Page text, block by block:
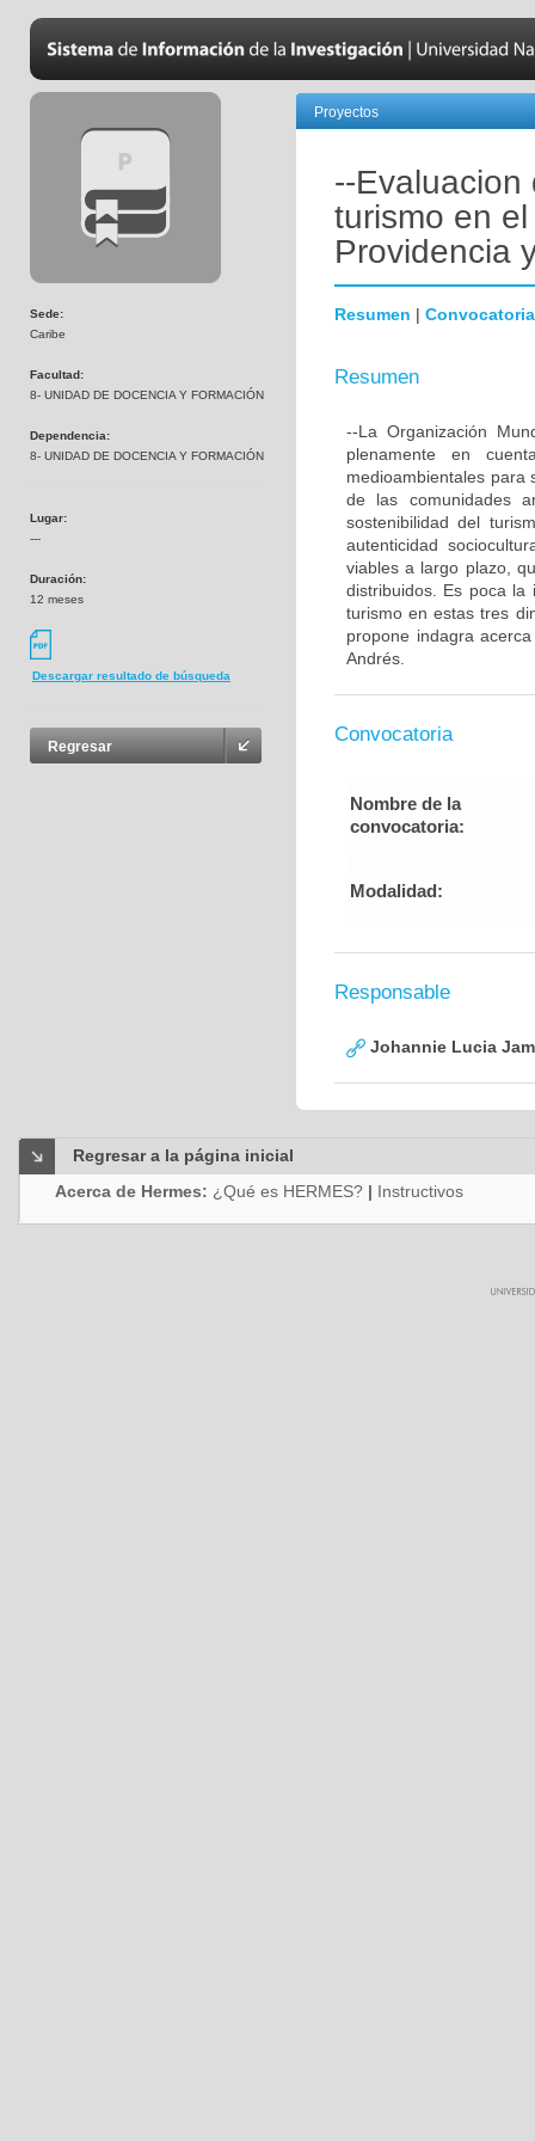
Sede:
Caribe
Facultad:
8- UNIDAD DE DOCENCIA Y FORMACIÓN
Dependencia:
8- UNIDAD DE DOCENCIA Y FORMACIÓN
Lugar:
---
Duración:
12 meses
Descargar resultado de búsqueda
Regresar
Proyectos
--Evaluacion
turismo en
Providencia
Resumen | Convocatoria
Resumen
--La Organización
plenamente en
medioambientales para
de las comunidades
sostenibilidad del
autenticidad
viables a largo plazo,
distribuidos. Es poca
turismo en estas tres
propone indagra
Andrés.
Convocatoria
Nombre de la
convocatoria:
Modalidad:
Responsable
Johannie Lucia
Regresar a la página inicial
Acerca de Hermes: ¿Qué es HERMES? | Instructivos